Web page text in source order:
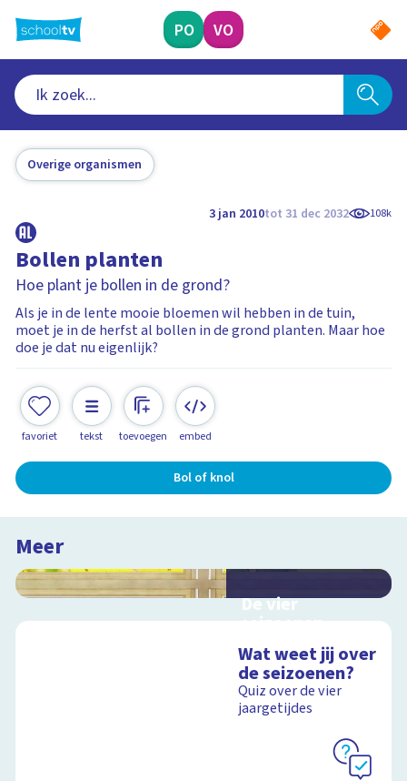
naar
hoofdinhoud
PO VO
Overige organismen
3 jan 2010tot 31 dec 2032 108k
Bollen planten
Hoe plant je bollen in de grond?
Als je in de lente mooie bloemen wil hebben in de tuin,
moet je in de herfst al bollen in de grond planten. Maar hoe
doe je dat nu eigenlijk?
favoriet tekst toevoegen embed
Bol of knol
Meer
De vier
seizoenen
schoolplaat over de
seizoenen
Schoolplaat
Wat weet jij over
de seizoenen?
Quiz over de vier
jaargetijdes